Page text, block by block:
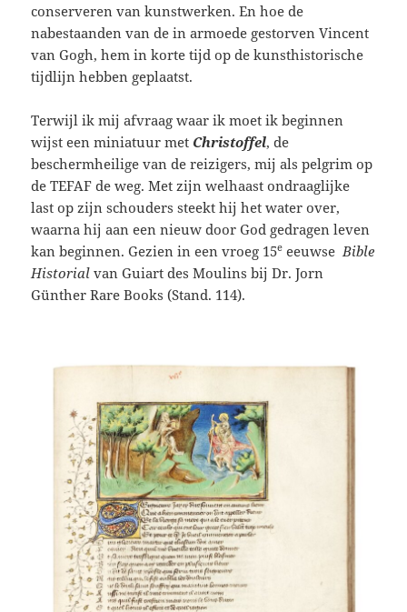
conserveren van kunstwerken. En hoe de
nabestaanden van de in armoede gestorven Vincent
van Gogh, hem in korte tijd op de kunsthistorische
tijdlijn hebben geplaatst.
Terwijl ik mij afvraag waar ik moet ik beginnen
wijst een miniatuur met Christoffel, de
beschermheilige van de reizigers, mij als pelgrim op
de TEFAF de weg. Met zijn welhaast ondraaglijke
last op zijn schouders steekt hij het water over,
waarna hij aan een nieuw door God gedragen leven
kan beginnen. Gezien in een vroeg 15e eeuwseBible
Historial van Guiart des Moulins bij Dr. Jorn
Günther Rare Books (Stand. 114).